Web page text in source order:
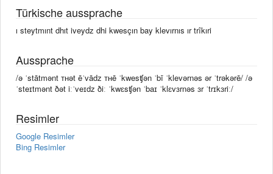
Türkische aussprache
ı steytmınt dhıt iveydz dhi kwesçın bay klevırnıs ır trîkıri
Aussprache
/ə ˈstātmənt ᴛʜət ēˈvādz ᴛʜē ˈkwesʧən ˈbī ˈklevərnəs ər ˈtrəkərē/ /ə
ˈsteɪtmənt ðət iːˈveɪdz ðiː ˈkwɛsʧən ˈbaɪ ˈklɛvɜrnəs ɜr ˈtrɪkɜriː/
Resimler
Google Resimler
Bing Resimler